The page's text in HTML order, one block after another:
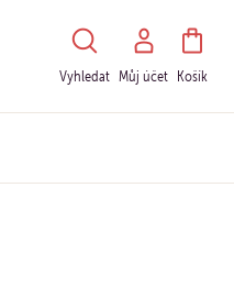
Vyhledat Můj účet Košík